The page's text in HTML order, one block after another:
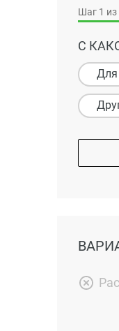
Шаг 1 из
С
Для